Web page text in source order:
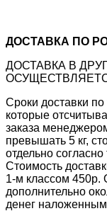
ДОСТАВКА ПО
ДОСТАВКА В
Сроки доставки
которые
заказа
превышать 5 кг,
отдельно
Стоимость
1-м классом 450р.
дополнительно
денег